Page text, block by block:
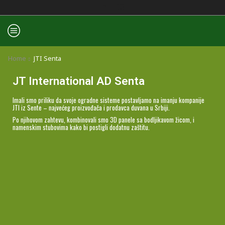
Home JTI Senta
JT International AD Senta
Imali smo priliku da svoje ogradne sisteme postavljamo na imanju kompanije
JTI iz Sente – najvećeg proizvođača i prodavca duvana u Srbiji.
Po njihovom zahtevu, kombinovali smo 3D panele sa bodljikavom žicom, i
namenskim stubovima kako bi postigli dodatnu zaštitu.